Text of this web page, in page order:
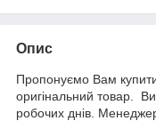
Опис
Пропонуємо Вам
оригінальний товар.
робочих днів.